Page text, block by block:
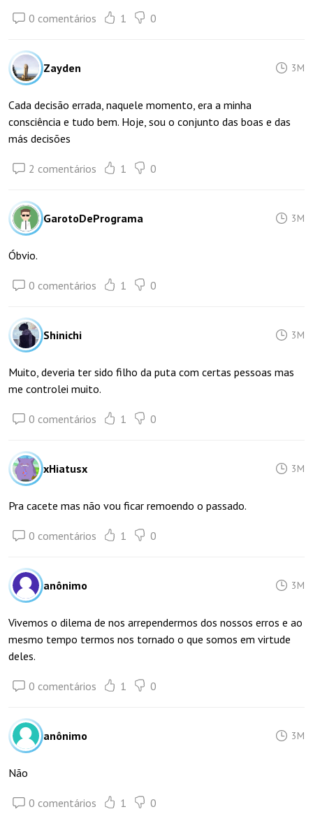
0 comentários 1 0
Zayden 3M
Cada decisão errada, naquele momento, era a minha
consciência e tudo bem. Hoje, sou o conjunto das boas e das
más decisões
2 comentários 1 0
GarotoDePrograma 3M
Óbvio.
0 comentários 1 0
Shinichi 3M
Muito, deveria ter sido filho da puta com certas pessoas mas
me controlei muito.
0 comentários 1 0
xHiatusx 3M
Pra cacete mas não vou ficar remoendo o passado.
0 comentários 1 0
anônimo 3M
Vivemos o dilema de nos arrependermos dos nossos erros e ao
mesmo tempo termos nos tornado o que somos em virtude
deles.
0 comentários 1 0
anônimo 3M
Não
0 comentários 1 0